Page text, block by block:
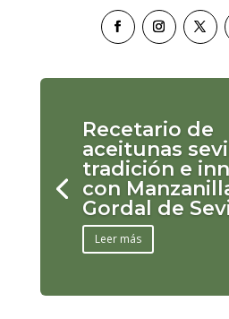
Recetario de
aceitunas
tradición e
con
Gordal de
Leer más